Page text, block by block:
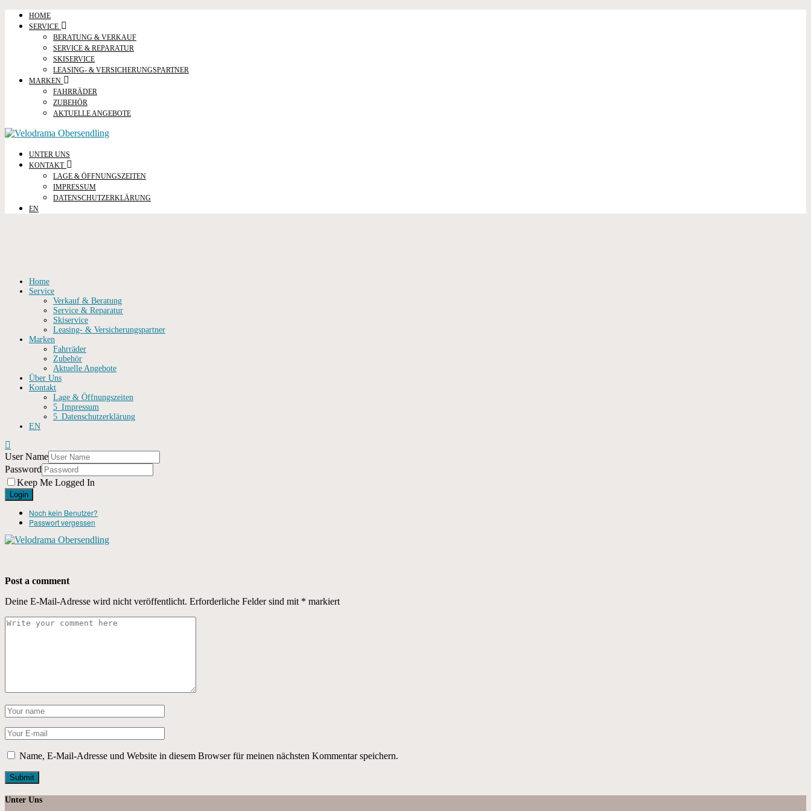
HOME
SERVICE
BERATUNG & VERKAUF
SERVICE & REPARATUR
SKISERVICE
LEASING- & VERSICHERUNGSPARTNER
MARKEN
FAHRRÄDER
ZUBEHÖR
AKTUELLE ANGEBOTE
UNTER UNS
KONTAKT
LAGE & ÖFFNUNGSZEITEN
IMPRESSUM
DATENSCHUTZERKLÄRUNG
EN
Home
Service
Verkauf & Beratung
Service & Reparatur
Skiservice
Leasing- & Versicherungspartner
Marken
Fahrräder
Zubehör
Aktuelle Angebote
Über Uns
Kontakt
Lage & Öffnungszeiten
5_Impressum
5_Datenschutzerklärung
EN
User Name
Password
Keep Me Logged In
Noch kein Benutzer?
Passwort vergessen
Post a comment
Deine E-Mail-Adresse wird nicht veröffentlicht. Erforderliche Felder sind mit * markiert
Name, E-Mail-Adresse und Website in diesem Browser für meinen nächsten Kommentar speichern.
Unter Uns